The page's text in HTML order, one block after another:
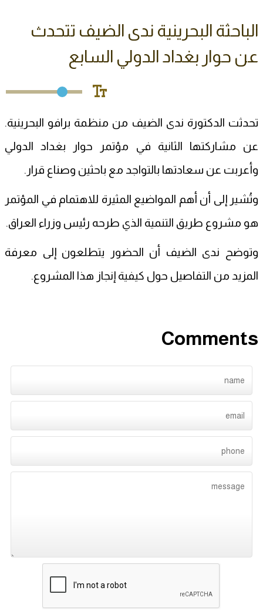
الباحثة البحرينية ندى الضيف تتحدث
عن حوار بغداد الدولي السابع
تحدثت الدكتورة ندى الضيف من منظمة برافو البحرينية.
عن مشاركتها الثانية في مؤتمر حوار بغداد الدولي
وأعربت عن سعادتها بالتواجد مع باحثين وصناع قرار.
وتُشير إلى أن أهم المواضيع المثيرة للاهتمام في المؤتمر
هو مشروع طريق التنمية الذي طرحه رئيس وزراء العراق.
وتوضح ندى الضيف أن الحضور يتطلعون إلى معرفة
المزيد من التفاصيل حول كيفية إنجاز هذا المشروع.
Comments